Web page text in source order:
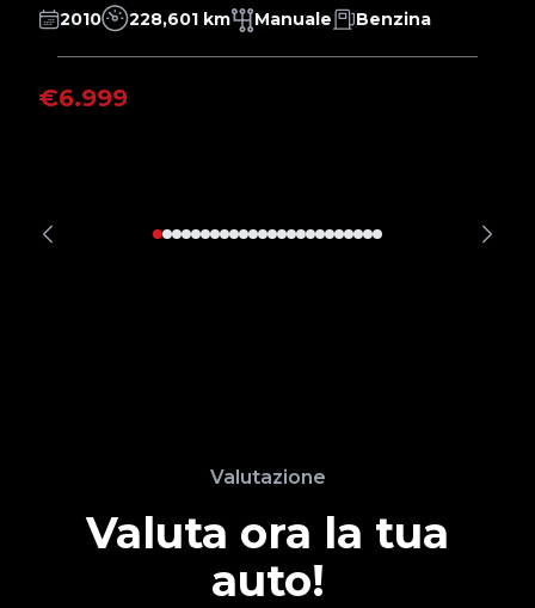
2010 228,601 km Manuale Benzina
€6.999
Valutazione
Valuta ora la tua
auto!